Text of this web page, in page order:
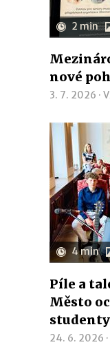
2 min
nové
3. 7. 2026 ·
4 min
Píle a
Město
studenty
24. 6. 2026 ·